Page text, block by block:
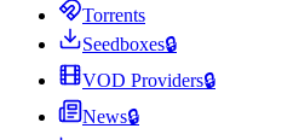
Torrents
Seedboxes🔒
VOD Providers🔒
News🔒